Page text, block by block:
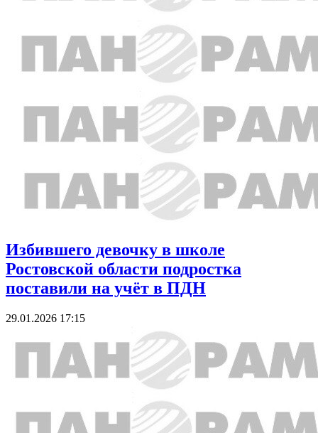
Избившего девочку в школе
Ростовской области подростка
поставили на учёт в ПДН
29.01.2026 17:15